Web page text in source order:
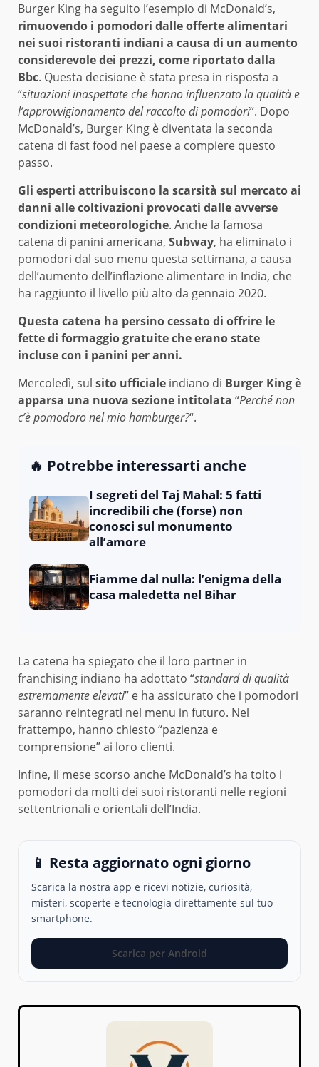
Burger King ha seguito l’esempio di McDonald’s,
rimuovendo i pomodori dalle offerte alimentari
nei suoi ristoranti indiani a causa di un aumento
considerevole dei prezzi, come riportato dalla
Bbc. Questa decisione è stata presa in risposta a
“situazioni inaspettate che hanno influenzato la qualità e
l’approvvigionamento del raccolto di pomodori“. Dopo
McDonald’s, Burger King è diventata la seconda
catena di fast food nel paese a compiere questo
passo.
Gli esperti attribuiscono la scarsità sul mercato ai
danni alle coltivazioni provocati dalle avverse
condizioni meteorologiche. Anche la famosa
catena di panini americana, Subway, ha eliminato i
pomodori dal suo menu questa settimana, a causa
dell’aumento dell’inflazione alimentare in India, che
ha raggiunto il livello più alto da gennaio 2020.
Questa catena ha persino cessato di offrire le
fette di formaggio gratuite che erano state
incluse con i panini per anni.
Mercoledì, sul sito ufficiale indiano di Burger King è
apparsa una nuova sezione intitolata “Perché non
c’è pomodoro nel mio hamburger?“.
🔥 Potrebbe interessarti anche
I segreti del Taj Mahal: 5 fatti
incredibili che (forse) non
conosci sul monumento
all’amore
Fiamme dal nulla: l’enigma della
casa maledetta nel Bihar
La catena ha spiegato che il loro partner in
franchising indiano ha adottato “standard di qualità
estremamente elevati” e ha assicurato che i pomodori
saranno reintegrati nel menu in futuro. Nel
frattempo, hanno chiesto “pazienza e
comprensione” ai loro clienti.
Infine, il mese scorso anche McDonald’s ha tolto i
pomodori da molti dei suoi ristoranti nelle regioni
settentrionali e orientali dell’India.
📱 Resta aggiornato ogni giorno
Scarica la nostra app e ricevi notizie, curiosità,
misteri, scoperte e tecnologia direttamente sul tuo
smartphone.
Scarica per Android